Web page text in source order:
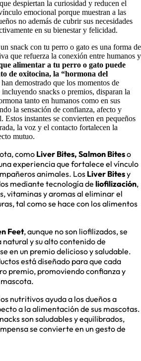
despiertan la curiosidad y reducen el
emocional porque muestran a las
no además de cubrir sus necesidades
en su bienestar y felicidad.
snack con tu perro o gato es una forma de
que refuerza la conexión entre humanos y
alimentar a tu perro o gato puede
de oxitocina, la “hormona del
demostrado que los momentos de
snacks o premios, disparan la
tanto en humanos como en sus
la sensación de confianza, afecto y
Estos instantes se convierten en pequeños
la voz y el contacto fortalecen la
mutuo.
como Liver Bites, Salmon Biteso
experiencia que fortalece el vínculo
animales. Los Liver Bitesy
mediante tecnología de liofilización,
vitaminas y aromas al eliminar el
tal como se hace con los alimentos
Feet, aunque no son liofilizados, se
y su alto contenido de
en un premio delicioso y saludable.
está diseñado para que cada
premio, promoviendo confianza y
nutritivos ayuda a los dueños a
a la alimentación de sus mascotas.
son saludables y equilibrados,
se convierte en un gesto de